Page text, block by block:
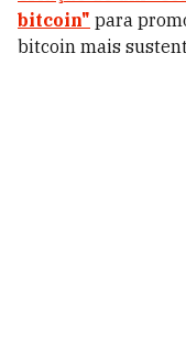
bitcoin" para
bitcoin mais